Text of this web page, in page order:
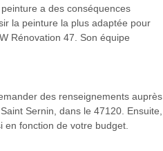
a des conséquences
la peinture la plus adaptée pour
Rénovation 47. Son équipe
des renseignements auprès
Sernin, dans le 47120. Ensuite,
fonction de votre budget.